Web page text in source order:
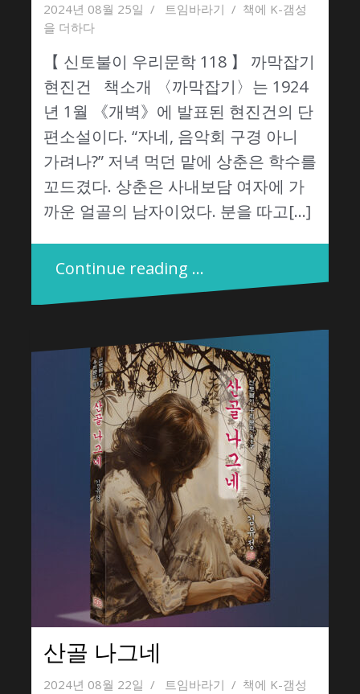
2024년 08월 25일 트임바라기
책에 K-갬성
을 더하다
【 신토불이 우리문학 118 】 까막잡기
현진건 책소개 〈까막잡기〉는 1924
년 1월 《개벽》에 발표된 현진건의 단
편소설이다. “자네, 음악회 구경 아니
가려나?” 저녁 먹던 맡에 상춘은 학수를
꼬드겼다. 상춘은 사내보담 여자에 가
까운 얼골의 남자이었다. 분을 따고[…]
Continue reading …
산골 나그네
2024년 08월 22일 트임바라기
책에 K-갬성